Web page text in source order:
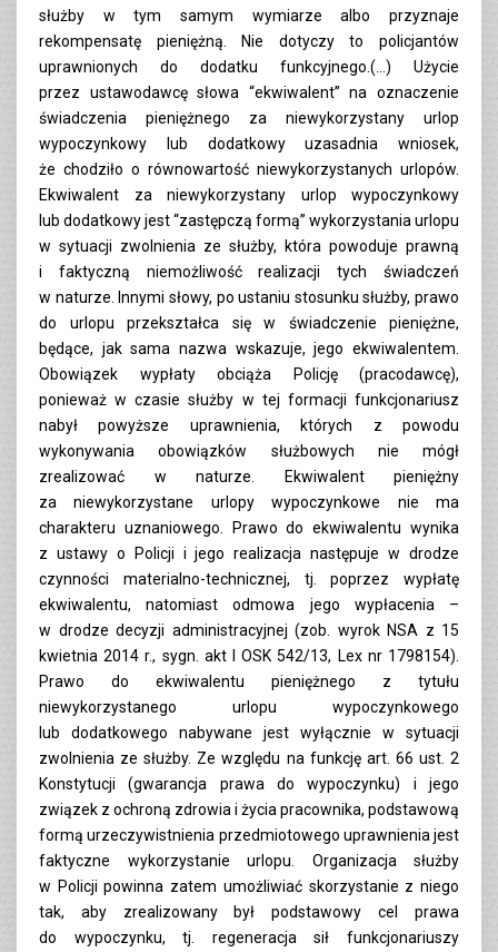
służby w tym samym wymiarze albo przyznaje
rekompensatę pieniężną. Nie dotyczy to policjantów
uprawnionych do dodatku funkcyjnego.(…) Użycie
przez ustawodawcę słowa “ekwiwalent” na oznaczenie
świadczenia pieniężnego za niewykorzystany urlop
wypoczynkowy lub dodatkowy uzasadnia wniosek,
że chodziło o równowartość niewykorzystanych urlopów.
Ekwiwalent za niewykorzystany urlop wypoczynkowy
lub dodatkowy jest “zastępczą formą” wykorzystania urlopu
w sytuacji zwolnienia ze służby, która powoduje prawną
i faktyczną niemożliwość realizacji tych świadczeń
w naturze. Innymi słowy, po ustaniu stosunku służby, prawo
do urlopu przekształca się w świadczenie pieniężne,
będące, jak sama nazwa wskazuje, jego ekwiwalentem.
Obowiązek wypłaty obciąża Policję (pracodawcę),
ponieważ w czasie służby w tej formacji funkcjonariusz
nabył powyższe uprawnienia, których z powodu
wykonywania obowiązków służbowych nie mógł
zrealizować w naturze. Ekwiwalent pieniężny
za niewykorzystane urlopy wypoczynkowe nie ma
charakteru uznaniowego. Prawo do ekwiwalentu wynika
z ustawy o Policji i jego realizacja następuje w drodze
czynności materialno-technicznej, tj. poprzez wypłatę
ekwiwalentu, natomiast odmowa jego wypłacenia –
w drodze decyzji administracyjnej (zob. wyrok NSA z 15
kwietnia 2014 r., sygn. akt I OSK 542/13, Lex nr 1798154).
Prawo do ekwiwalentu pieniężnego z tytułu
niewykorzystanego urlopu wypoczynkowego
lub dodatkowego nabywane jest wyłącznie w sytuacji
zwolnienia ze służby. Ze względu na funkcję art. 66 ust. 2
Konstytucji (gwarancja prawa do wypoczynku) i jego
związek z ochroną zdrowia i życia pracownika, podstawową
formą urzeczywistnienia przedmiotowego uprawnienia jest
faktyczne wykorzystanie urlopu. Organizacja służby
w Policji powinna zatem umożliwiać skorzystanie z niego
tak, aby zrealizowany był podstawowy cel prawa
do wypoczynku, tj. regeneracja sił funkcjonariuszy